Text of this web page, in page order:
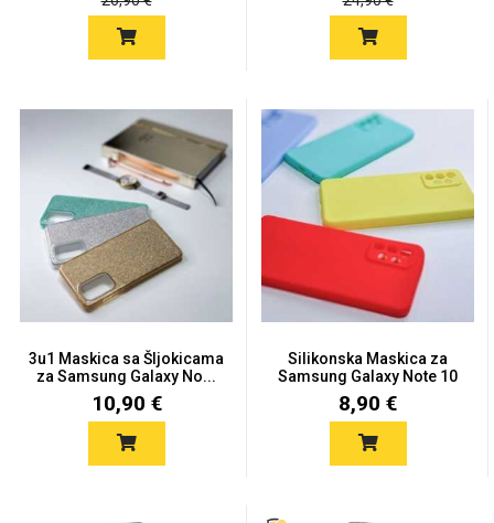
3u1 Maskica sa Šljokicama
za Samsung Galaxy No...
10,90 €
Silikonska Maskica za
Samsung Galaxy Note 10
-...
8,90 €
MarbleMania
Gaming motivi Crtani filmovi